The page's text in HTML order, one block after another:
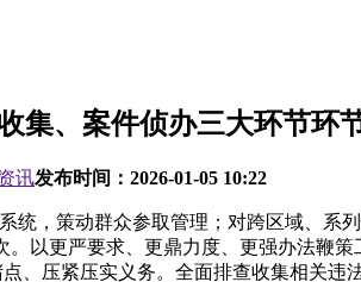
集、案件侦办三大环节环
讯发布时间： 2026-01-05 10:22
，策动群众参取管理；对跨区域、系列
。以更严要求、更鼎力度、更强办法鞭
、压紧压实义务。全面排查收集相关违